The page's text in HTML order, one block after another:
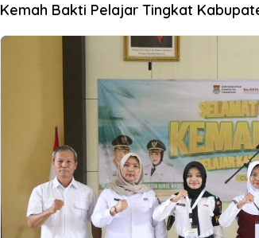
Kemah Bakti Pelajar Tingkat